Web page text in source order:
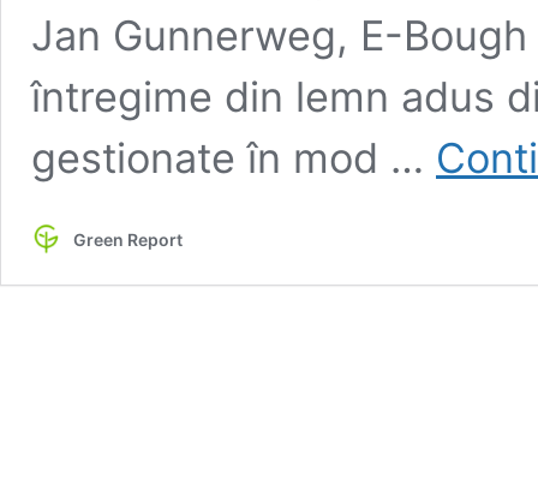
Jan Gunnerweg, E-
întregime din lemn adus
gestionate în mod …
Green Report